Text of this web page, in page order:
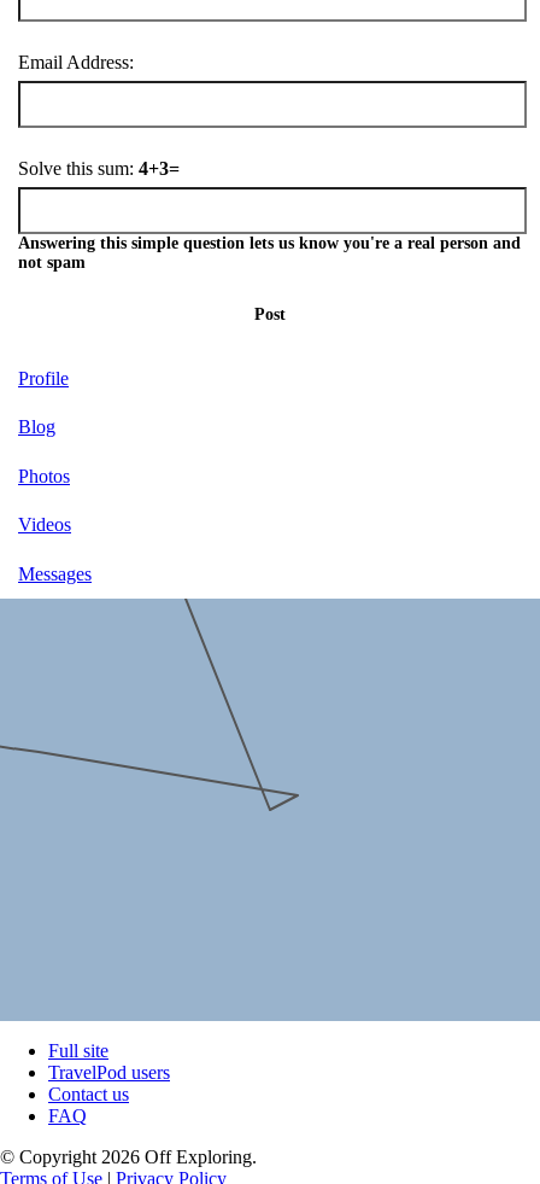
Email Address:
Solve this sum: 4+3=
Answering this simple question lets us know you're a real person and
not spam
Post
Profile
Blog
Photos
Videos
Messages
Full site
TravelPod users
Contact us
FAQ
© Copyright 2026 Off Exploring.
Terms of Use | Privacy Policy